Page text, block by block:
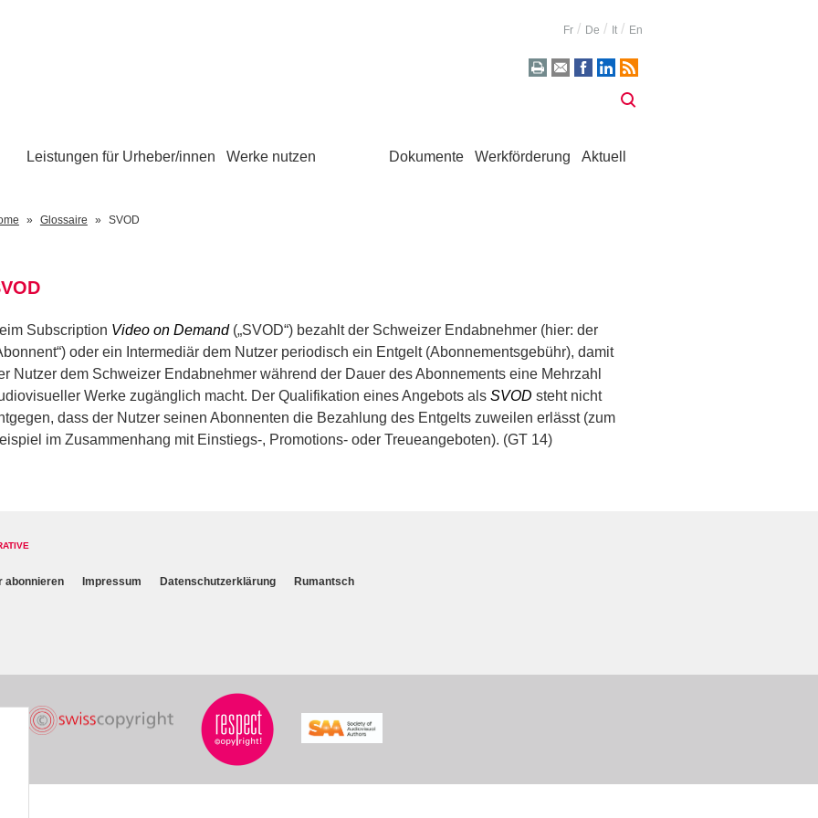
Fr De It En
Leistungen für Urheber/innen Werke nutzen Dokumente Werkförderung Aktuell
Glossaire SVOD
Subscription Video on Demand(„SVOD“) bezahlt der Schweizer Endabnehmer (hier: der
oder ein Intermediär dem Nutzer periodisch ein Entgelt (Abonnementsgebühr), damit
Nutzer dem Schweizer Endabnehmer während der Dauer des Abonnements eine Mehrzahl
Werke zugänglich macht. Der Qualifikation eines Angebots als SVOD steht nicht
dass der Nutzer seinen Abonnenten die Bezahlung des Entgelts zuweilen erlässt (zum
im Zusammenhang mit Einstiegs-, Promotions- oder Treueangeboten). (GT 14)
abonnieren Impressum Datenschutzerklärung Rumantsch